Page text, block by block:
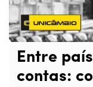
Entre
contas: